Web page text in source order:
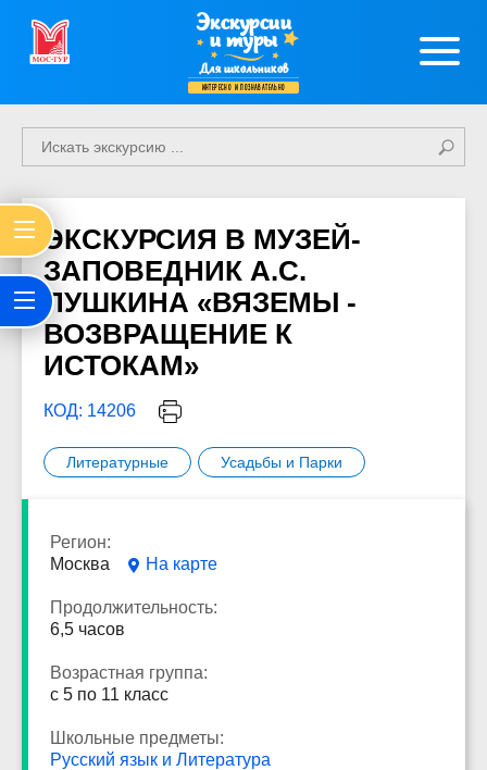
Экскурсии
и туры
Для школьников
интересно и познавательно
ЭКСКУРСИЯ В МУЗЕЙ-
ЗАПОВЕДНИК А.С.
ПУШКИНА «ВЯЗЕМЫ -
ВОЗВРАЩЕНИЕ К
ИСТОКАМ»
КОД: 14206
Литературные Усадьбы и Парки
Регион:
Москва
На карте
Продолжительность:
6,5 часов
Возрастная группа:
с 5 по 11 класс
Школьные предметы:
Русский язык и Литература